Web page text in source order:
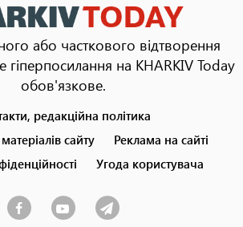
або часткового відтворення
гіперпосилання на KHARKIV Today
обов'язкове.
редакційна політика
сайту
Реклама на сайті
Угода користувача